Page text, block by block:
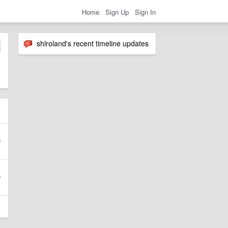
Home Sign Up Sign In
shlroland's recent timeline updates